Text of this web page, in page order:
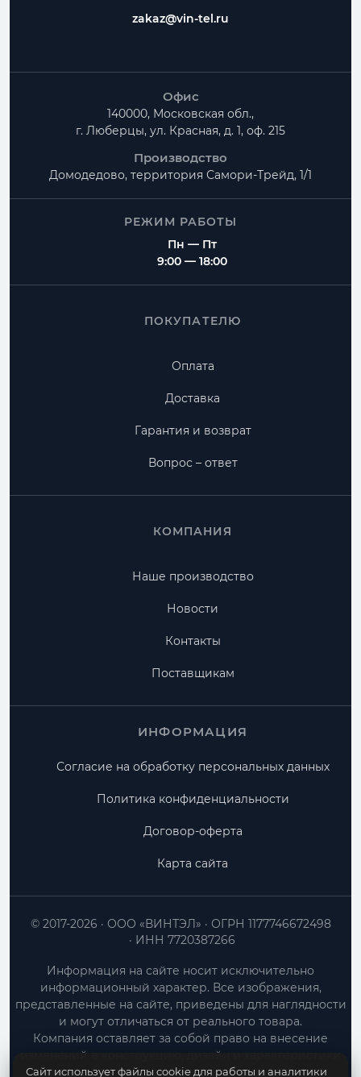
zakaz@vin-tel.ru
Офис
140000, Московская обл.,
г. Люберцы, ул. Красная, д. 1, оф. 215
Производство
Домодедово, территория Самори-Трейд, 1/1
РЕЖИМ РАБОТЫ
Пн — Пт
9:00 — 18:00
ПОКУПАТЕЛЮ
Оплата
Доставка
Гарантия и возврат
Вопрос – ответ
КОМПАНИЯ
Наше производство
Новости
Контакты
Поставщикам
ИНФОРМАЦИЯ
Согласие на обработку персональных данных
Политика конфиденциальности
Договор-оферта
Карта сайта
ООО «ВИНТЭЛ»
ОГРН 1177746672498
ИНН 7720387266
© 2017-2026
Информация на сайте носит исключительно
информационный характер. Все изображения,
представленные на сайте, приведены для наглядности
и могут отличаться от реального товара.
Компания оставляет за собой право на внесение
изменений в конструкцию, дизайн и характеристики
товара без предварительного уведомления.
Сайт использует файлы cookie для работы и аналитики